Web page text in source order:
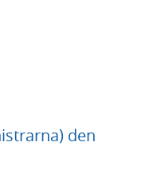
den